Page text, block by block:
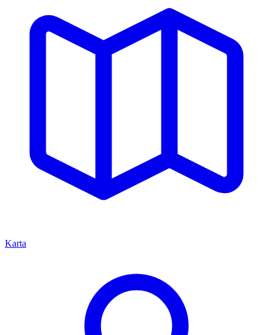
Karta